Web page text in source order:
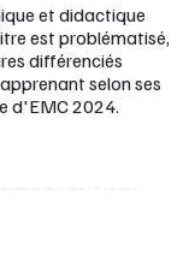
et didactique
est problématisé,
différenciés
selon ses
d'EMC 2024.
au nouveau